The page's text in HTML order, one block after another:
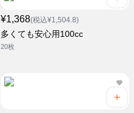
¥1,368(税込¥1,504.8)
多くても安心用100cc
20枚